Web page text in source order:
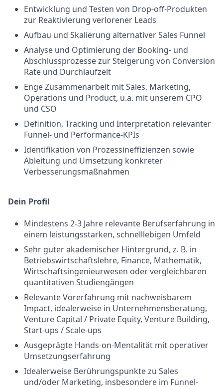
Entwicklung und Testen von Drop-off-Produkten
zur Reaktivierung verlorener Leads
Aufbau und Skalierung alternativer Sales Funnel
Analyse und Optimierung der Booking- und
Abschlussprozesse zur Steigerung von Conversion
Rate und Durchlaufzeit
Enge Zusammenarbeit mit Sales, Marketing,
Operations und Product, u.a. mit unserem CPO
und CSO
Definition, Tracking und Interpretation relevanter
Funnel- und Performance-KPIs
Identifikation von Prozessineffizienzen sowie
Ableitung und Umsetzung konkreter
Verbesserungsmaßnahmen
Dein Profil
Mindestens 2-3 Jahre relevante Berufserfahrung in
einem leistungsstarken, schnelllebigen Umfeld
Sehr guter akademischer Hintergrund, z. B. in
Betriebswirtschaftslehre, Finance, Mathematik,
Wirtschaftsingenieurwesen oder vergleichbaren
quantitativen Studiengängen
Relevante Vorerfahrung mit nachweisbarem
Impact, idealerweise in Unternehmensberatung,
Venture Capital / Private Equity, Venture Building,
Start-ups / Scale-ups
Ausgeprägte Hands-on-Mentalität mit operativer
Umsetzungserfahrung
Idealerweise Berührungspunkte zu Sales
und/oder Marketing, insbesondere im Funnel-